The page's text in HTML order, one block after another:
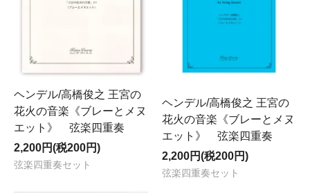
ヘンデル/高橋俊之 王宮の
花火の音楽《ブレーとメヌ
エット》 弦楽四重奏
2,200円(税200円)
弦楽四重奏セット
ヘンデル/高橋俊之 王宮の
花火の音楽《ブレーとメヌ
エット》 弦楽四重奏
2,200円(税200円)
弦楽四重奏セット